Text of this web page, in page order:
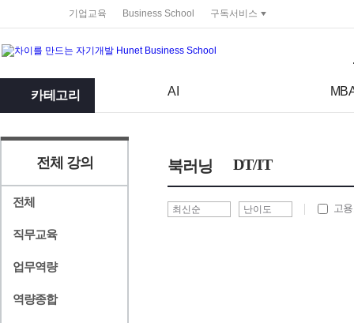
기업교육 Business School 구독서비스
카테고리 AI
전체 강의
전체
직무교육
업무역량
역량종합
북러닝 DT/IT
고